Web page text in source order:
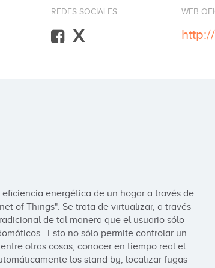
REDES SOCIALES
X
WEB
energética de un hogar a través de
of Things". Se trata de virtualizar, a través
de tal manera que el usuario sólo
Esto no sólo permite controlar un
otras cosas, conocer en tiempo real el
los stand by, localizar fugas